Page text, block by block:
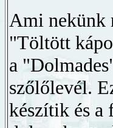
Ami nekünk
"Töltött
a
szőlőlevél.
készítik és a